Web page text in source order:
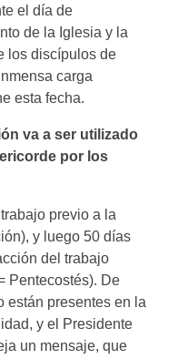
el día de
de la Iglesia y la
los discípulos de
carga
esta fecha.
va a ser utilizado
por los
previo a la
y luego 50 días
del trabajo
Pentecostés). De
están presentes en la
y el Presidente
un mensaje, que